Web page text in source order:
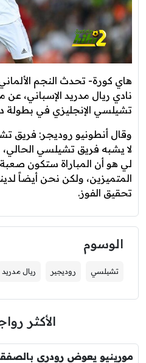
هاي كورة- تحدث النجم
نادي ريال مدريد الإسباني،
تشيلسي الإنجليزي في بطولة
وقال أنطونيو روديجر: فريق
لا يشبه فريق تشيلسي
لي هو أن المباراة ستكون
المتميزين، ولكن نحن أيضاً
تحقيق الفوز.
الوسوم
تشيلسي روديجير ريال مدريد
الأكثر
مورينيو يعوض رودري